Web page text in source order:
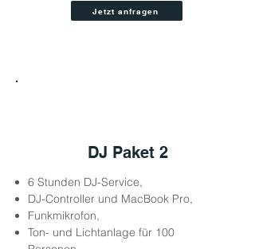
Jetzt anfragen
DJ Paket 2
6 Stunden DJ-Service,
DJ-Controller und MacBook Pro,
Funkmikrofon,
Ton- und Lichtanlage für 100